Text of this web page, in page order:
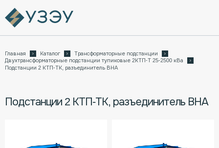
Главная Каталог
Трансформаторные подстанции
Двухтрансформаторные подстанции тупиковые 2КТП-Т 25-2500 кВа
Подстанции 2 КТП-ТК, разъединитель ВНА
Подстанции 2 КТП-ТК, разъединитель ВНА